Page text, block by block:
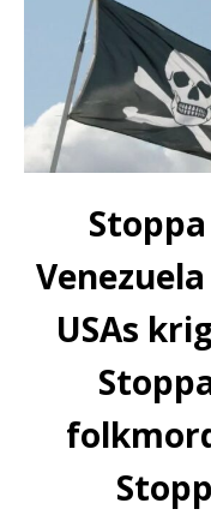
USAs